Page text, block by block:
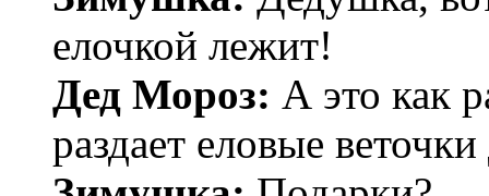
елочкой лежит!
Дед Мороз: А это как
раздает еловые